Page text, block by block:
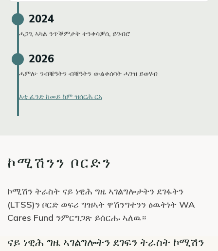
2024
ሓጋጊ ኣካል ንጥቕምታት ተንቀሳቓሲ ይገብሮ
2026
ሓምለ፦ ንብቑዓትን ብቑዓትን ውልቀሰባት ሓገዝ ይወሃብ
እቲ ፈንድ ከመይ ከም ዝሰርሕ ርአ
ኮሚሽንን ቦርድን
ኮሚሽን ትራስት ናይ ነዊሕ ግዜ ኣገልግሎታትን ደገፋትን
(LTSS)ን ቦርድ ወፍሪ ግዝኣት ዋሽንግተንን ዕዉትነት WA
Cares Fund ንምርግጋጽ ይሰርሑ ኣለዉ።
ናይ ነዊሕ ግዜ ኣገልግሎትን ደገፍን ትራስት ኮሚሽን